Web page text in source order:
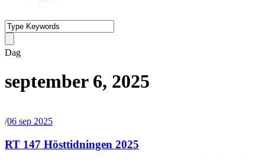
Dag
september 6, 2025
/06 sep 2025
RT 147 Hösttidningen 2025